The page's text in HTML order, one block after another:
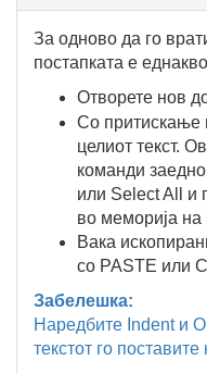
За одново да го
постапката е
Отворете нов
Со притискање
целиот текст.
команди
или Select All и
во меморија на
Вака
со PASTE или
Забелешка:
Наредбите Indent и
текстот го